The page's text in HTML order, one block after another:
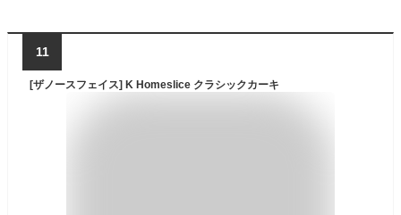
11
[ザノースフェイス] K Homeslice クラシックカーキ